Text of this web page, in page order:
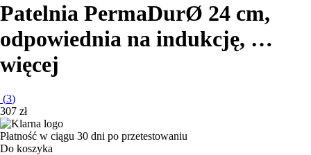
Patelnia PermaDurØ 24 cm,
odpowiednia na indukcję, …
więcej
(3)
307 zł
Płatność w ciągu 30 dni po przetestowaniu
Do koszyka